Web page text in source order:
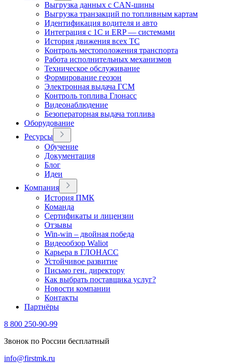
Выгрузка данных с CAN-шины
Выгрузка транзакций по топливным картам
Идентификация водителя и авто
Интеграция с 1С и ERP — системами
История движения всех ТС
Контроль местоположения транспорта
Работа исполнительных механизмов
Техническое обслуживание
Формирование геозон
Электронная выдача ГСМ
Контроль топлива Глонасс
Видеонаблюдение
Безоператорная выдача топлива
Оборудование
Ресурсы
Обучение
Документация
Блог
Идеи
Компания
История ПМК
Команда
Сертификаты и лицензии
Отзывы
Win-win – двойная победа
Видеообзор Waliot
Карьера в ГЛОНАСС
Устойчивое развитие
Письмо ген. директору
Как выбрать поставщика услуг?
Новости компании
Контакты
Партнёры
8 800 250-90-99
Звонок по России бесплатный
info@firstmk.ru